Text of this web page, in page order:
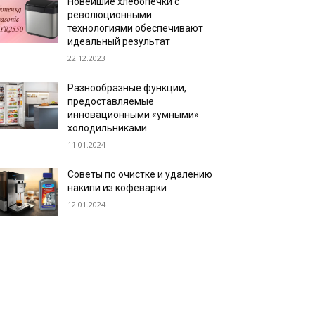
революционными
технологиями обеспечивают
идеальный результат
22.12.2023
Разнообразные функции,
предоставляемые
инновационными «умными»
холодильниками
11.01.2024
Советы по очистке и удалению
накипи из кофеварки
12.01.2024